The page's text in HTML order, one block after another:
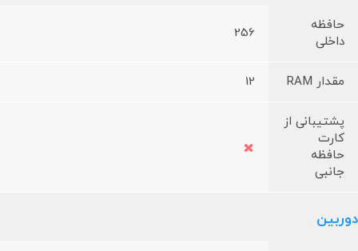
حافظه
داخلی
256
مقدار RAM 12
پشتیبانی از
کارت
حافظه
جانبی
دوربین